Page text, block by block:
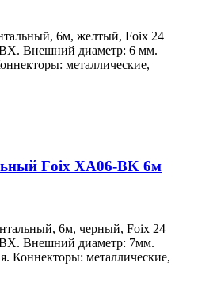
6м, желтый, Foix 24
Внешний диаметр: 6 мм.
металлические,
Foix XA06-BK 6м
6м, черный, Foix 24
Внешний диаметр: 7мм.
Коннекторы: металлические,